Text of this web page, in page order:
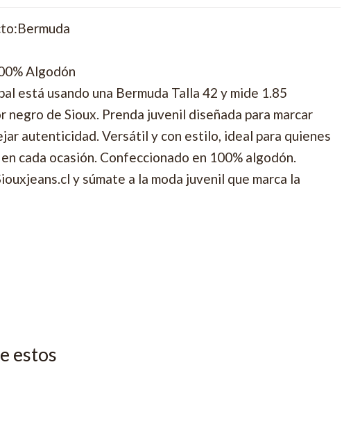
Algodón
está usando una Bermuda Talla 42 y mide 1.85
negro de Sioux. Prenda juvenil diseñada para marcar
autenticidad. Versátil y con estilo, ideal para quienes
cada ocasión. Confeccionado en 100% algodón.
y súmate a la moda juvenil que marca la
estos